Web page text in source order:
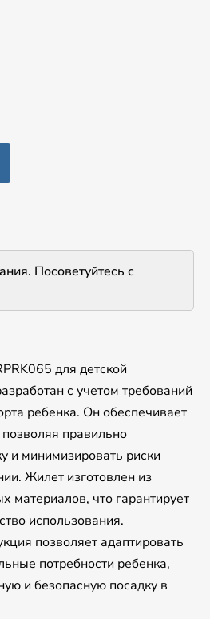
Посоветуйтесь с
для детской
с учетом требований
ребенка. Он обеспечивает
правильно
и минимизировать риски
Жилет изготовлен из
материалов, что гарантирует
использования.
позволяет адаптировать
потребности ребенка,
и безопасную посадку в